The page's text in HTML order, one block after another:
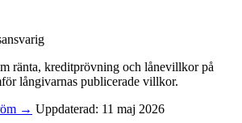
ränta, kreditprövning och lånevillkor på
långivarnas publicerade villkor.
→ Uppdaterad: 11 maj 2026